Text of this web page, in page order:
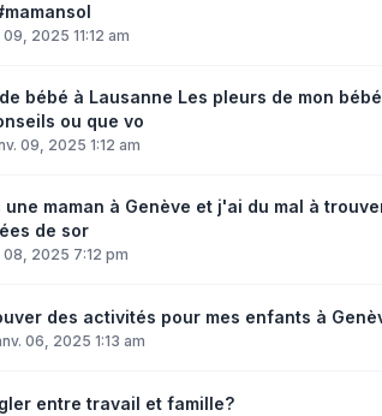
2025 11:12 am
bébé à Lausanne Les pleurs de mon
ou que vo
09, 2025 1:12 am
maman à Genève et j'ai du mal à
de sor
08, 2025 7:12 pm
des activités pour mes enfants à
06, 2025 1:13 am
entre travail et famille?